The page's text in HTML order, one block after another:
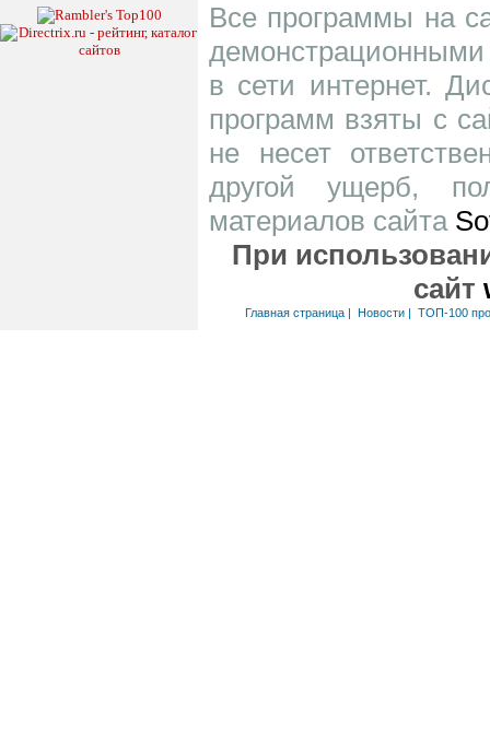
Все программы на
в сети интернет.
программ взяты с
не несет
другой ущерб,
материалов сайта
При
сайт
Главная страница| Новости| ТОП-100